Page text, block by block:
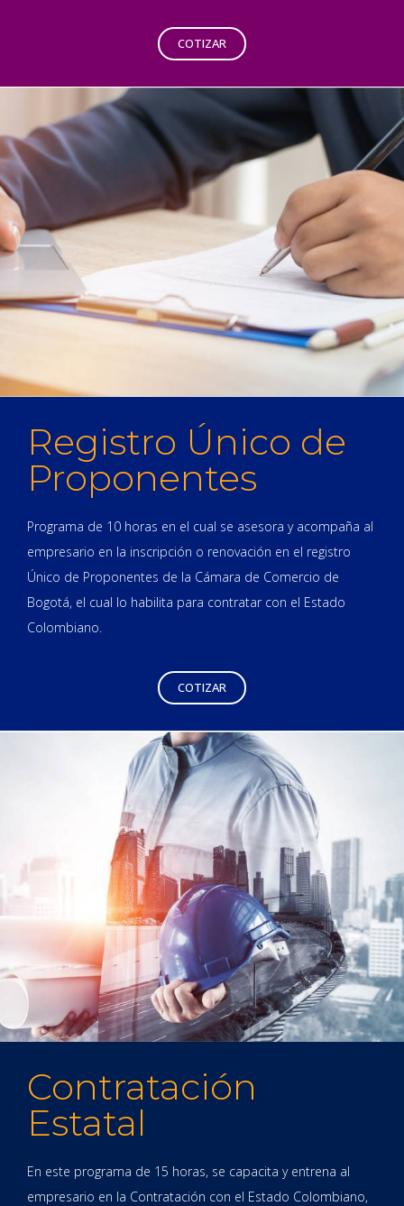
COTIZAR
Registro Único de
Proponentes
Programa de 10 horas en el cual se asesora y acompaña al
empresario en la inscripción o renovación en el registro
Único de Proponentes de la Cámara de Comercio de
Bogotá, el cual lo habilita para contratar con el Estado
Colombiano.
COTIZAR
Contratación
Estatal
En este programa de 15 horas, se capacita y entrena al
empresario en la Contratación con el Estado Colombiano,